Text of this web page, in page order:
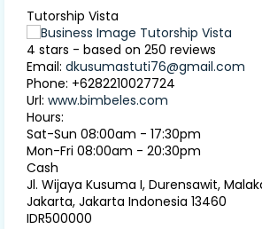
Tutorship Vista
4 stars - based on 250 reviews
Email: dkusumastuti76@gmail.com
Phone: +6282210027724
Url: www.bimbeles.com
Hours:
Sat-Sun 08:00am - 17:30pm
Mon-Fri 08:00am - 20:30pm
Cash
Jl. Wijaya Kusuma I, Durensawit,
Jakarta, Jakarta Indonesia 13460
IDR500000